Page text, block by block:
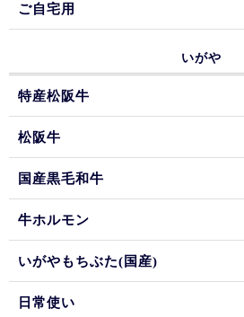
ご自宅用
いがや
特産松阪牛
松阪牛
国産黒毛和牛
牛ホルモン
いがやもちぶた(国産)
日常使い